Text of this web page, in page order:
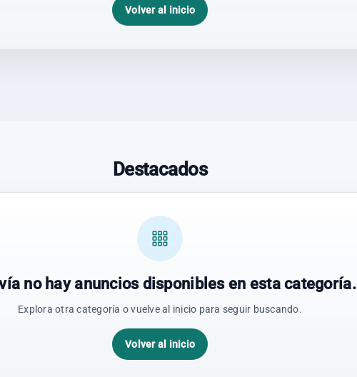
Volver al inicio
Destacados
no hay anuncios disponibles en esta categoría.
Explora otra categoría o vuelve al inicio para seguir buscando.
Volver al inicio